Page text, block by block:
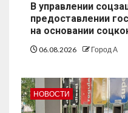
В управлении
предоставлении
на основании
06.08.2026 Город А
НОВОСТИ